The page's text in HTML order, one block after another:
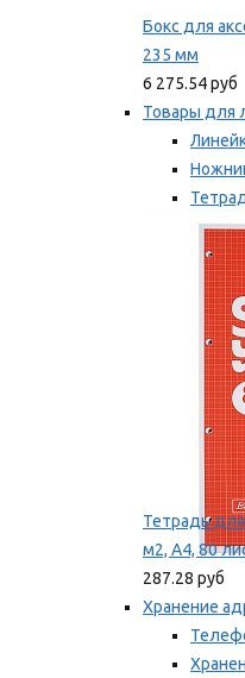
Бокс для
235 мм
6 275.54 руб
Товары для
Мы
Тетрадь
м2, А4, 80
287.28 руб
Хранение